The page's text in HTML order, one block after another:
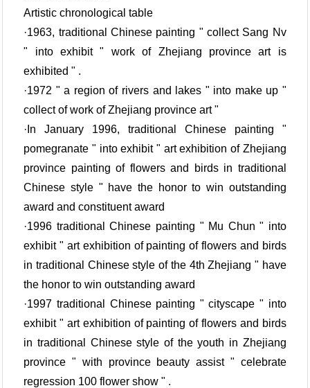
Artistic chronological table
·1963, traditional Chinese painting " collect Sang Nv
" into exhibit " work of Zhejiang province art is
exhibited " .
·1972 " a region of rivers and lakes " into make up "
collect of work of Zhejiang province art "
·In January 1996, traditional Chinese painting "
pomegranate " into exhibit " art exhibition of Zhejiang
province painting of flowers and birds in traditional
Chinese style " have the honor to win outstanding
award and constituent award
·1996 traditional Chinese painting " Mu Chun " into
exhibit " art exhibition of painting of flowers and birds
in traditional Chinese style of the 4th Zhejiang " have
the honor to win outstanding award
·1997 traditional Chinese painting " cityscape " into
exhibit " art exhibition of painting of flowers and birds
in traditional Chinese style of the youth in Zhejiang
province " with province beauty assist " celebrate
regression 100 flower show " .